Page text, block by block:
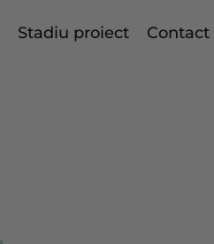
Stadiu proiect Contact